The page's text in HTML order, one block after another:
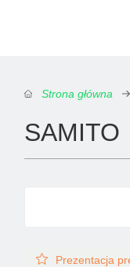
Magazyn E-
Strona główna
SAMITO
Prezentacja